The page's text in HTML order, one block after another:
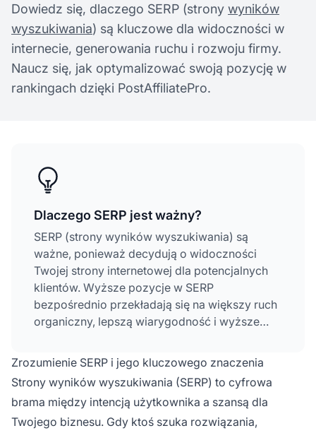
Dowiedz się, dlaczego SERP (strony wyników
wyszukiwania) są kluczowe dla widoczności w
internecie, generowania ruchu i rozwoju firmy.
Naucz się, jak optymalizować swoją pozycję w
rankingach dzięki PostAffiliatePro.
Dlaczego SERP jest ważny?
SERP (strony wyników wyszukiwania) są
ważne, ponieważ decydują o widoczności
Twojej strony internetowej dla potencjalnych
klientów. Wyższe pozycje w SERP
bezpośrednio przekładają się na większy ruch
organiczny, lepszą wiarygodność i wyższe
organiczny uzyskuje 27,6% kliknięć, podczas
gdy wyniki z drugiej strony otrzymują łącznie
mniej niż 1%, co sprawia, że pozycjonowanie w
SERP jest kluczowe dla sukcesu biznesu.
Zrozumienie SERP i jego kluczowego znaczenia
Strony wyników wyszukiwania (SERP) to cyfrowa
brama między intencją użytkownika a szansą dla
Twojego biznesu. Gdy ktoś szuka rozwiązania,